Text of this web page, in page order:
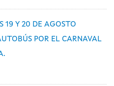
19 Y 20 DE AGOSTO
POR EL CARNAVAL